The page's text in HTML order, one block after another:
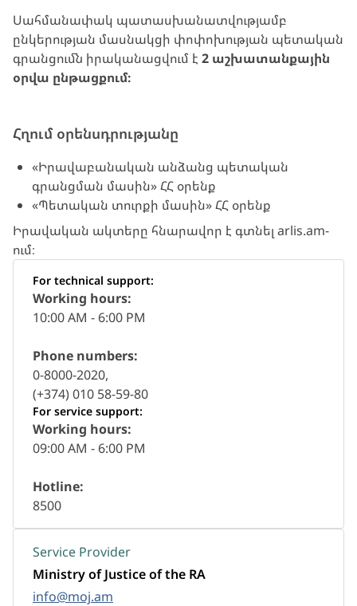
Սահմանափակ պատասխանատվությամբ
ընկերության մասնակցի փոփոխության պետական
գրանցումն իրականացվում է 2 աշխատանքային
օրվա ընթացքում։
Հղում օրենսդրությանը
«Իրավաբանական անձանց պետական
գրանցման մասին» ՀՀ օրենք
«Պետական տուրքի մասին» ՀՀ օրենք
Իրավական ակտերը հնարավոր է գտնել arlis.am-
ում։
For technical support:
Working hours:
10:00 AM - 6:00 PM
Phone numbers:
0-8000-2020,
(+374) 010 58-59-80
For service support:
Working hours:
09:00 AM - 6:00 PM
Hotline:
8500
Service Provider
Ministry of Justice of the RA
info@moj.am